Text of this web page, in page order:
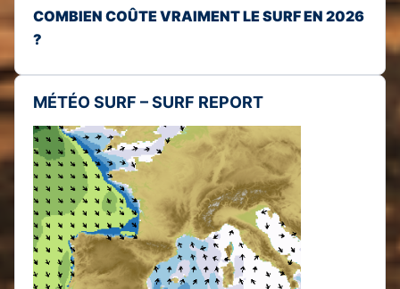
COMBIEN COÛTE VRAIMENT LE SURF EN 2026
?
MÉTÉO SURF – SURF REPORT